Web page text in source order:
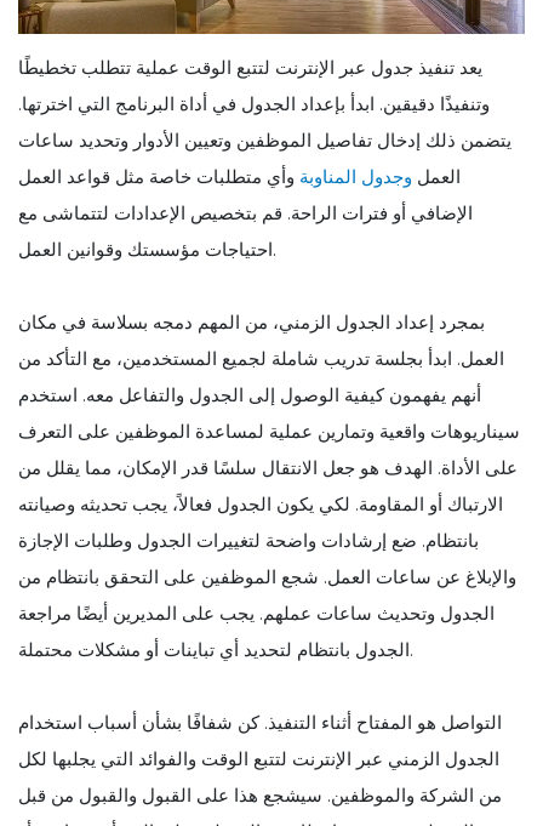
يعد تنفيذ جدول عبر الإنترنت لتتبع الوقت عملية تتطلب تخطيطًا
وتنفيذًا دقيقين. ابدأ بإعداد الجدول في أداة البرنامج التي اخترتها.
يتضمن ذلك إدخال تفاصيل الموظفين وتعيين الأدوار وتحديد ساعات
العمل وجدول المناوبة وأي متطلبات خاصة مثل قواعد العمل
الإضافي أو فترات الراحة. قم بتخصيص الإعدادات لتتماشى مع
احتياجات مؤسستك وقوانين العمل.
بمجرد إعداد الجدول الزمني، من المهم دمجه بسلاسة في مكان
العمل. ابدأ بجلسة تدريب شاملة لجميع المستخدمين، مع التأكد من
أنهم يفهمون كيفية الوصول إلى الجدول والتفاعل معه. استخدم
سيناريوهات واقعية وتمارين عملية لمساعدة الموظفين على التعرف
على الأداة. الهدف هو جعل الانتقال سلسًا قدر الإمكان، مما يقلل من
الارتباك أو المقاومة. لكي يكون الجدول فعالاً، يجب تحديثه وصيانته
بانتظام. ضع إرشادات واضحة لتغييرات الجدول وطلبات الإجازة
والإبلاغ عن ساعات العمل. شجع الموظفين على التحقق بانتظام من
الجدول وتحديث ساعات عملهم. يجب على المديرين أيضًا مراجعة
الجدول بانتظام لتحديد أي تباينات أو مشكلات محتملة.
التواصل هو المفتاح أثناء التنفيذ. كن شفافًا بشأن أسباب استخدام
الجدول الزمني عبر الإنترنت لتتبع الوقت والفوائد التي يجلبها لكل
من الشركة والموظفين. سيشجع هذا على القبول والقبول من قبل